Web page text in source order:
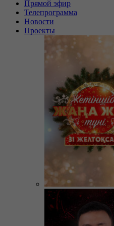
Прямой эфир
Телепрограмма
Новости
Проекты